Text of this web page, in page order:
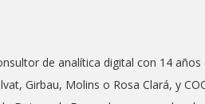
de analítica digital con 14 años
Girbau, Molins o Rosa Clará, y